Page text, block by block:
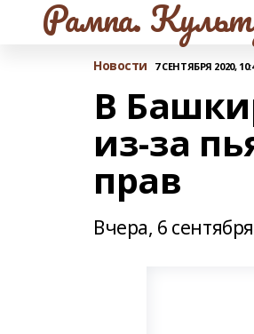
Рампа.
Новости 7 СЕНТЯБРЯ 2020,
В
из-за
прав
Вчера, 6